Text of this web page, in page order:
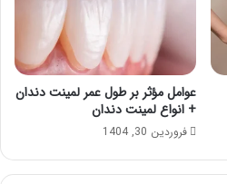
عوامل مؤثر بر طول عمر لمینت دندان
+ انواع لمینت دندان
فروردین 30, 1404